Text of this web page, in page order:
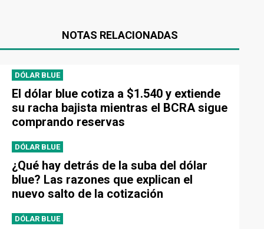
NOTAS RELACIONADAS
DÓLAR BLUE
El dólar blue cotiza a $1.540 y extiende
su racha bajista mientras el BCRA sigue
comprando reservas
DÓLAR BLUE
¿Qué hay detrás de la suba del dólar
blue? Las razones que explican el
nuevo salto de la cotización
DÓLAR BLUE